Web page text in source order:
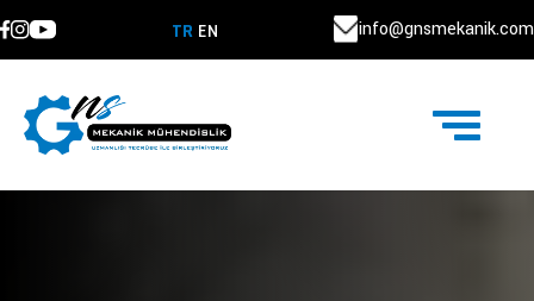
TR EN info@gnsmekanik.com